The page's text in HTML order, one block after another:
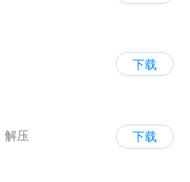
下载
解压
下载